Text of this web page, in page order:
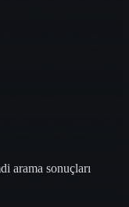
arama sonuçları